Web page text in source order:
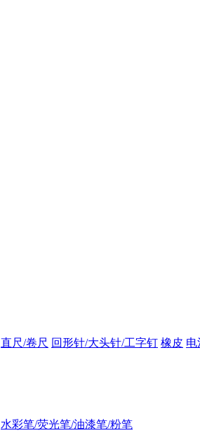
直尺/卷尺 回形针/大头针/工字钉 橡皮 电
水彩笔/荧光笔/油漆笔/粉笔